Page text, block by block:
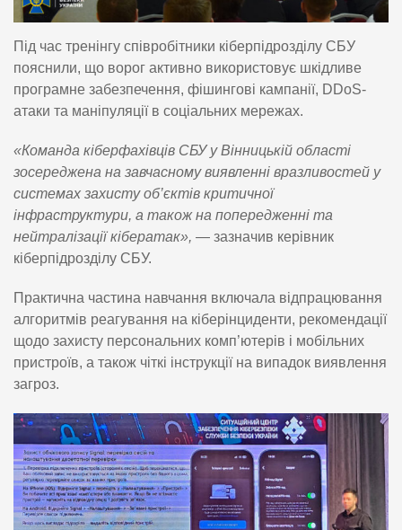
Під час тренінгу співробітники кіберпідрозділу СБУ
пояснили, що ворог активно використовує шкідливе
програмне забезпечення, фішингові кампанії, DDoS-
атаки та маніпуляції в соціальних мережах.
«Команда кіберфахівців СБУ у Вінницькій області
зосереджена на завчасному виявленні вразливостей у
системах захисту об’єктів критичної
інфраструктури, а також на попередженні та
нейтралізації кібератак», — зазначив керівник
кіберпідрозділу СБУ.
Практична частина навчання включала відпрацювання
алгоритмів реагування на кіберінциденти, рекомендації
щодо захисту персональних комп’ютерів і мобільних
пристроїв, а також чіткі інструкції на випадок виявлення
загроз.